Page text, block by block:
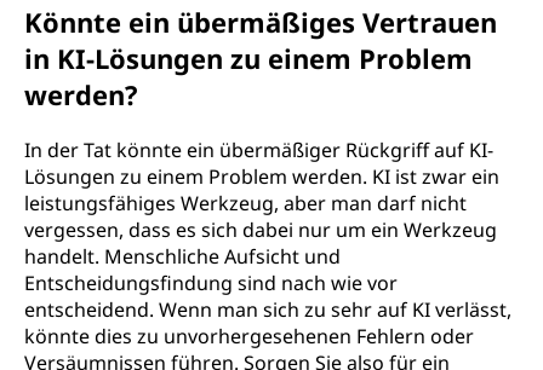
Könnte ein übermäßiges Vertrauen
in KI-Lösungen zu einem Problem
werden?
In der Tat könnte ein übermäßiger Rückgriff auf KI-
Lösungen zu einem Problem werden. KI ist zwar ein
leistungsfähiges Werkzeug, aber man darf nicht
vergessen, dass es sich dabei nur um ein Werkzeug
handelt. Menschliche Aufsicht und
Entscheidungsfindung sind nach wie vor
entscheidend. Wenn man sich zu sehr auf KI verlässt,
könnte dies zu unvorhergesehenen Fehlern oder
Versäumnissen führen. Sorgen Sie also für ein